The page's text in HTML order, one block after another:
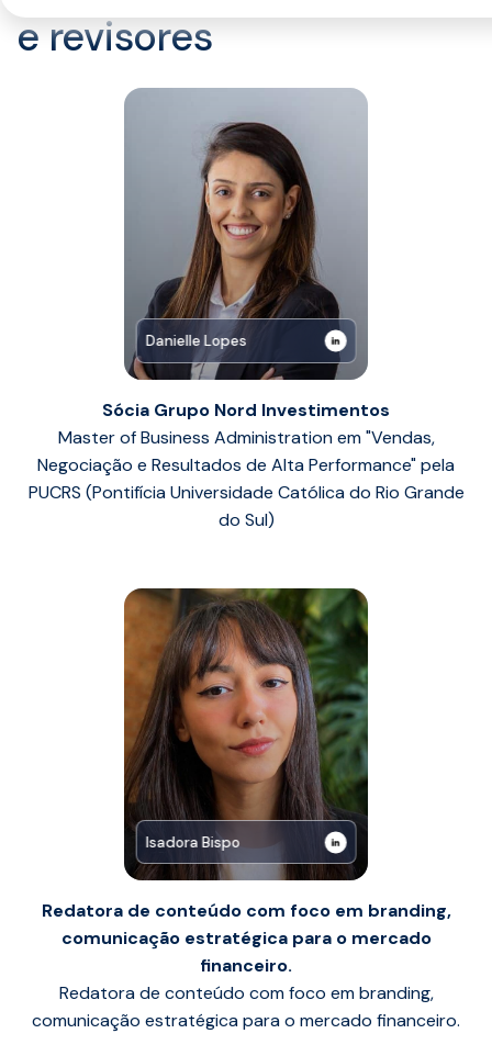
e revisores
Danielle Lopes
Sócia Grupo Nord Investimentos
Master of Business Administration em "Vendas,
Negociação e Resultados de Alta Performance" pela
PUCRS (Pontifícia Universidade Católica do Rio Grande
do Sul)
Isadora Bispo
Redatora de conteúdo com foco em branding,
comunicação estratégica para o mercado
financeiro.
Redatora de conteúdo com foco em branding,
comunicação estratégica para o mercado financeiro.